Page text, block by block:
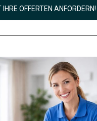
OFFERTEN ANFORDERN!